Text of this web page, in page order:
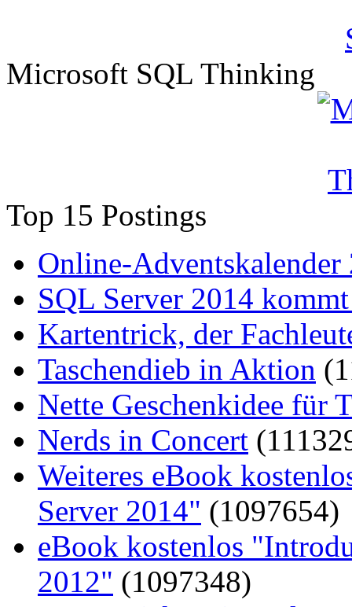
Microsoft SQL Thinking
Top 15 Postings
Online-Adventskalender
SQL Server 2014
Kartentrick, der
Taschendieb in Aktion
Nette Geschenkidee für
Nerds in Concert
Weiteres eBook
Server 2014" (1097654)
eBook kostenlos
2012" (1097348)